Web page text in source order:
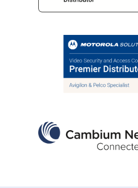
Videosorveglianza
WAVE PTX